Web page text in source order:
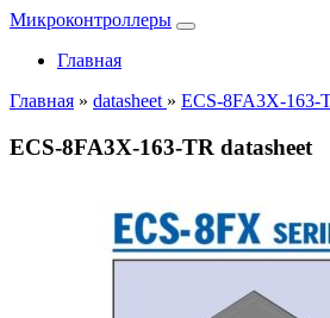
Микроконтроллеры
Главная
Главная » datasheet » ECS-8FA3X-163-
ECS-8FA3X-163-TR datasheet